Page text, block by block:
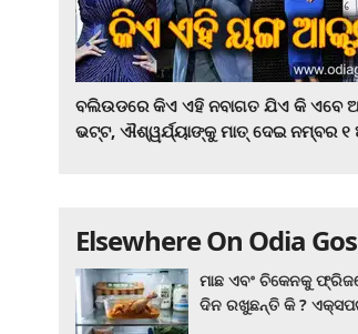
ବଲିଉଡରେ କିଏ ଏହି ନବାଗତ ଯିଏ କି
ଭଟ୍ଟ, ଐଶ୍ୱର୍ଯ୍ୟାଙ୍କୁ ମାତ୍‌ ଦେଇ ନମ୍ବର
Elsewhere On Odia
ମାଛ ଏବଂ ଚିକେନକୁ
ଦିନ ରଖୁଛନ୍ତି କି ?